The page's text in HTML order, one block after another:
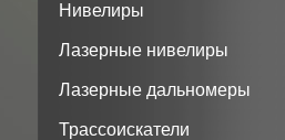
Нивелиры
Лазерные нивелиры
Лазерные дальномеры
Трассоискатели